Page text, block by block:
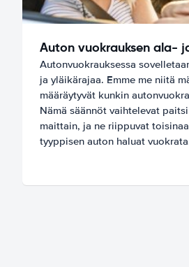
Auton vuokrauksen ala-
Autonvuokrauksessa
ja yläikärajaa. Emme me niitä
määräytyvät kunkin
Nämä säännöt vaihtelevat
maittain, ja ne riippuvat
tyyppisen auton haluat